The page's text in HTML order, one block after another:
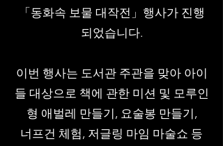
「동화속 보물 대작전」행사가 진행
되었습니다.
이번 행사는 도서관 주관을 맞아 아이
들 대상으로 책에 관한 미션 및 모루인
형 애벌레 만들기, 요술봉 만들기,
너프건 체험, 저글링 마임 마술쇼 등